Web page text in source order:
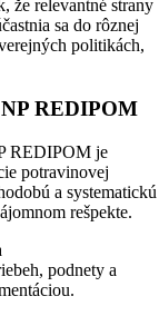
že relevantné strany
sa do rôznej
politikách,
REDIPOM
REDIPOM je
potravinovej
a systematickú
rešpekte.
podnety a